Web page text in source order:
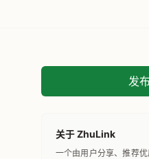
发
关于 ZhuLink
一个由用户分享、推荐